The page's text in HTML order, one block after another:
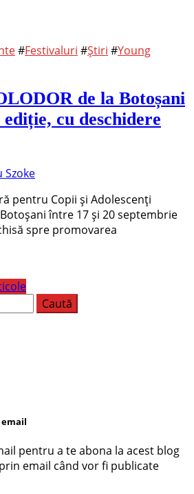
#Festivaluri #Știri #Young
de la Botoșani
cu deschidere
Szoke
pentru Copii și Adolescenți
Botoșani între 17 și 20 septembrie
spre promovarea
pentru a te abona la acest blog
email când vor fi publicate